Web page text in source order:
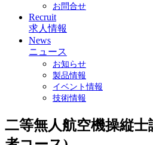
お問合せ
Recruit
求人情報
News
ニュース
お知らせ
製品情報
イベント情報
技術情報
二等無人航空機操縦